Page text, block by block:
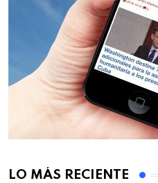
LO MÁS RECIENTE